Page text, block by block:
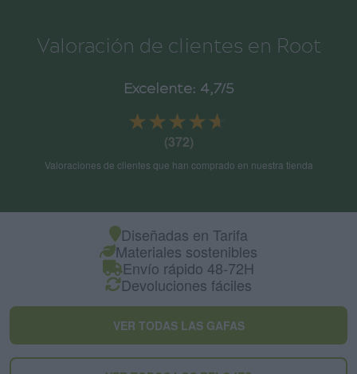
Valoración de clientes en Root
Excelente: 4,7/5
★★★★★
★★★★★
(372)
Valoraciones de clientes que han comprado en nuestra tienda
Diseñadas en Tarifa
Materiales sostenibles
Envío rápido 48-72H
Devoluciones fáciles
VER TODAS LAS GAFAS